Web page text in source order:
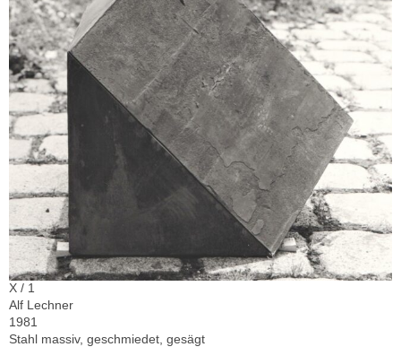
X / 1
Alf Lechner
1981
Stahl massiv, geschmiedet, gesägt